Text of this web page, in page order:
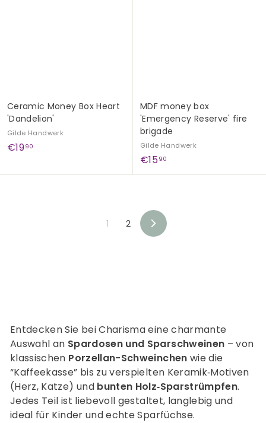
Ceramic Money Box Heart
'Dandelion'
Gilde Handwerk
€1990
9
MDF money box
'Emergency Reserve' fire
brigade
Gilde Handwerk
€1590
1
0
1 2
N
e
Entdecken Sie bei Charisma eine charmante
Auswahl an Spardosen und Sparschweinen – von
klassischen Porzellan-Schweinchen wie die
“Kaffeekasse” bis zu verspielten Keramik‑Motiven
(Herz, Katze) und bunten Holz‑Sparstrümpfen.
Jedes Teil ist liebevoll gestaltet, langlebig und
ideal für Kinder und echte Sparfüchse.